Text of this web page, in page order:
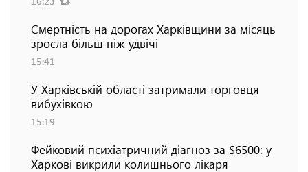
Смертність на дорогах Харківщини за місяць
зросла більш ніж удвічі
15:41
У Харківській області затримали торговця
вибухівкою
15:19
Фейковий психіатричний діагноз за $6500: у
Харкові викрили колишнього лікаря